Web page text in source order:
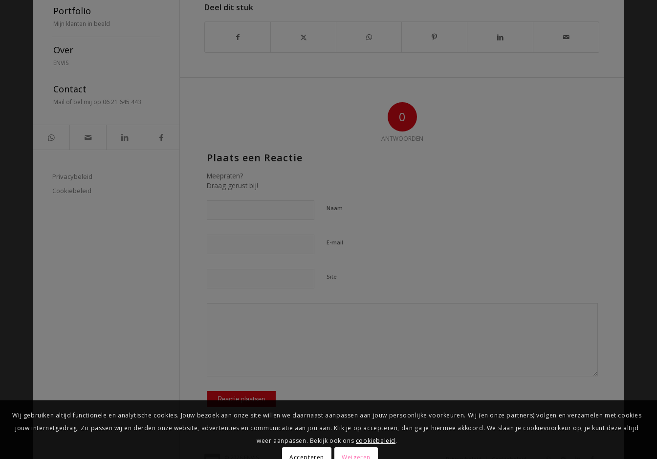
Portfolio
Mijn klanten in beeld
Over
ENVIS
Contact
Mail of bel mij op 06 21 645 443
Privacybeleid
Cookiebeleid
Deel dit stuk
0
ANTWOORDEN
Plaats een Reactie
Meepraten?
Draag gerust bij!
Naam
E-mail
Site
Wij gebruiken altijd functionele en analytische cookies. Jouw bezoek aan onze site willen we daarnaast aanpassen aan jouw persoonlijke voorkeuren. Wij (en onze partners) volgen en verzamelen met cookies
jouw internetgedrag. Zo passen wij en derden onze website, advertenties en communicatie aan jou aan. ​Klik je op accepteren, dan ga je hiermee akkoord. We slaan je cookievoorkeur op, je kunt deze altijd
weer aanpassen. Bekijk ook ons cookiebeleid.